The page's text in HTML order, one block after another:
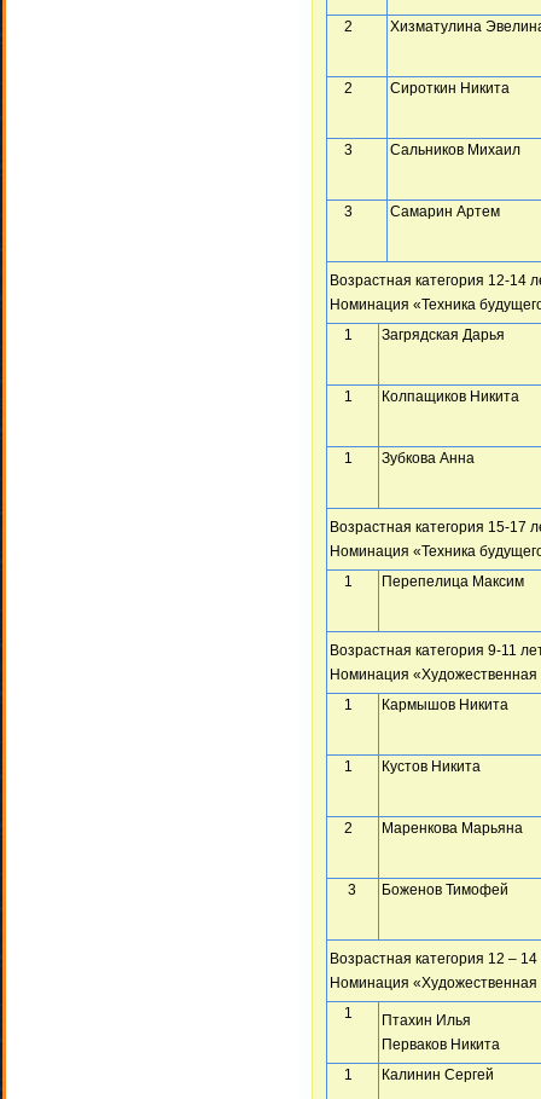
2 Хизматулина
2 Сироткин Никита
3 Сальников Михаил
3 Самарин Артем
Возрастная категория 12-14
Номинация «Техника
1
Загрядская Дарья
1 Колпащиков Никита
1 Зубкова Анна
Возрастная категория 15-17
Номинация «Техника
1
Перепелица Максим
Возрастная категория 9-11
Номинация
1
Кармышов Никита
1 Кустов Никита
2 Маренкова Марьяна
3 Боженов Тимофей
Возрастная категория 12 – 14
Номинация
1
Птахин Илья
Перваков Никита
1
Калинин Сергей